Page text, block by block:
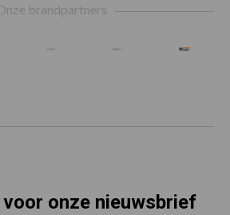
brandpartners
onze nieuwsbrief